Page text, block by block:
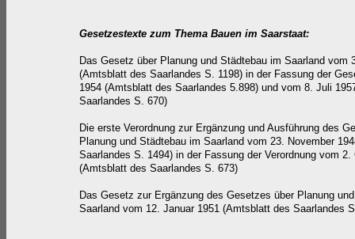
Gesetzestexte zum Thema Bauen im Saarstaat:
Das Gesetz über Planung und Städtebau im Saarland vom
(Amtsblatt des Saarlandes S. 1198) in der Fassung der
1954 (Amtsblatt des Saarlandes 5.898) und vom 8. Juli
Saarlandes S. 670)
Die erste Verordnung zur Ergänzung und Ausführung des
Planung und Städtebau im Saarland vom 23. November
Saarlandes S. 1494) in der Fassung der Verordnung vom 2.
(Amtsblatt des Saarlandes S. 673)
Das Gesetz zur Ergänzung des Gesetzes über Planung
Saarland vom 12. Januar 1951 (Amtsblatt des Saarlandes